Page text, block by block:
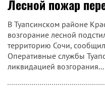
Лесной пожар
В Туапсинском районе
возгорание лесной
территорию Сочи,
Оперативные службы
ликвидацией возгорания...